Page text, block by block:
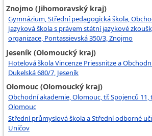
Znojmo (Jihomoravský kraj)
Gymnázium, Střední pedagogická škola,
Jazyková škola s právem státní jazykové
organizace, Pontassievská 350/3, Znojmo
Jeseník (Olomoucký kraj)
Hotelová škola Vincenze Priessnitze a
Dukelská 680/7, Jeseník
Olomouc (Olomoucký kraj)
Obchodní akademie, Olomouc, tř. Spojenců 11,
Olomouc
Střední průmyslová škola a Střední odborné
Uničov